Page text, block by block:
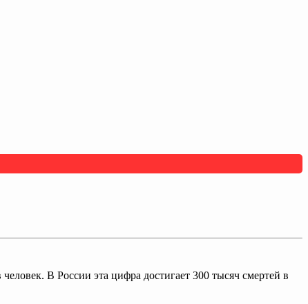
В России эта цифра достигает 300 тысяч смертей в